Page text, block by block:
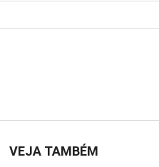
VEJA TAMBÉM